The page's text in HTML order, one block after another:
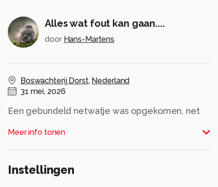
Alles wat fout kan gaan....
door Hans-Martens
Boswachterij Dorst, Nederland
31 mei, 2026
Een gebundeld netwatje was opgekomen, net
Als je gaat stapelen om de scherpte/diepte te
Hier een stapeltje van 28 foto's.
Meer info tonen
Instellingen